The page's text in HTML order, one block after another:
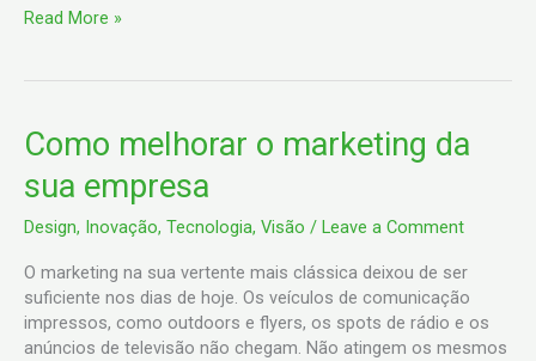
Read More »
Como melhorar o marketing da
sua empresa
Design, Inovação, Tecnologia, Visão / Leave a Comment
O marketing na sua vertente mais clássica deixou de ser
suficiente nos dias de hoje. Os veículos de comunicação
impressos, como outdoors e flyers, os spots de rádio e os
anúncios de televisão não chegam. Não atingem os mesmos
Como
melhorar
o
da
sua
empresa